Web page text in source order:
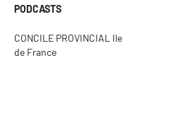
PODCASTS
CONCILE PROVINCIAL Ile
de France